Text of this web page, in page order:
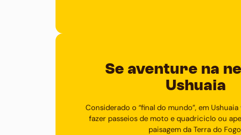
Se aventure na
Ushuaia
Considerado o “final do mundo”, em
fazer passeios de moto e quadriciclo ou
paisagem da Terra do